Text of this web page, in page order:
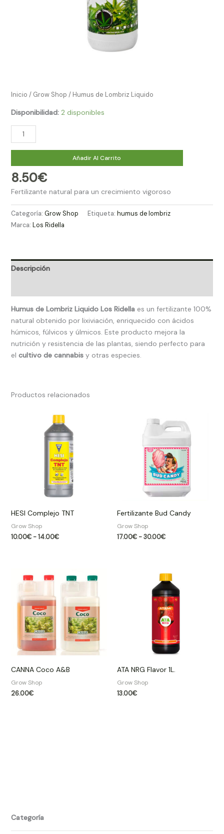
Inicio / Grow Shop​ / Humus de Lombriz Liquido
Disponibilidad: 2 disponibles
Añadir Al Carrito
8.50€
Fertilizante natural para un crecimiento vigoroso
Categoría: Grow Shop​ Etiqueta: humus de lombriz
Marca: Los Ridella
Descripción
Humus de Lombriz Liquido Los Ridellaes un fertilizante 100%
natural obtenido por lixiviación, enriquecido con ácidos
húmicos, fúlvicos y úlmicos. Este producto mejora la
nutrición y resistencia de las plantas, siendo perfecto para
el cultivo de cannabisy otras especies.
Productos relacionados
HESI Complejo TNT
Grow Shop​
10.00€ - 14.00€
de
precios:
desde
10.00€
hasta
14.00€
Fertilizante Bud Candy
Grow Shop​
17.00€ -30.00€
precios:
desde
hasta
30.00€
CANNA Coco A&B
Grow Shop​
26.00€
ATA NRG Flavor 1L.
Grow Shop​
13.00€
Categoría